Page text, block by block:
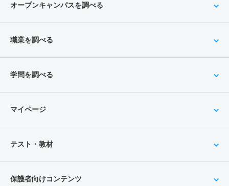
オープンキャンパスを調べる
職業を調べる
学問を調べる
マイページ
テスト・教材
保護者向けコンテンツ